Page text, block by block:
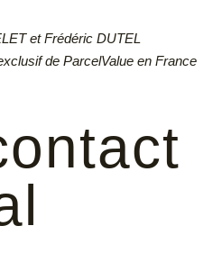
et Frédéric DUTEL
de ParcelValue en France